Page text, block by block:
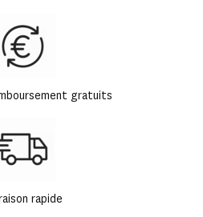
gratuits
rapide